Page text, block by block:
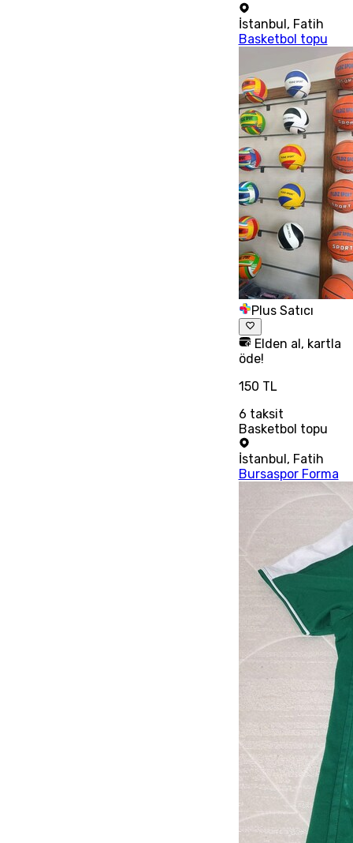
İstanbul, Fatih
Basketbol topu
Plus Satıcı
Elden al, kartla
öde!
150 TL
6 taksit
Basketbol topu
İstanbul, Fatih
Bursaspor Forma